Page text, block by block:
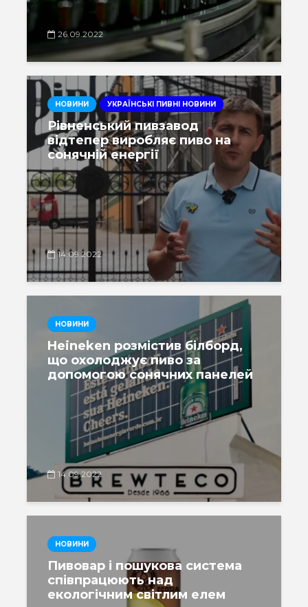
26.09.2022
НОВИНИ УКРАЇНСЬКІ ПИВНІ НОВИНИ
Рівненський пивзавод
відтепер виробляє пиво на
сонячній енергії
14.09.2022
НОВИНИ
Heineken розмістив білборд,
що охолоджує пиво за
допомогою сонячних панелей
14.09.2022
НОВИНИ
Пивовар і пошукова система
співпрацюють над
екологічним світлим елем